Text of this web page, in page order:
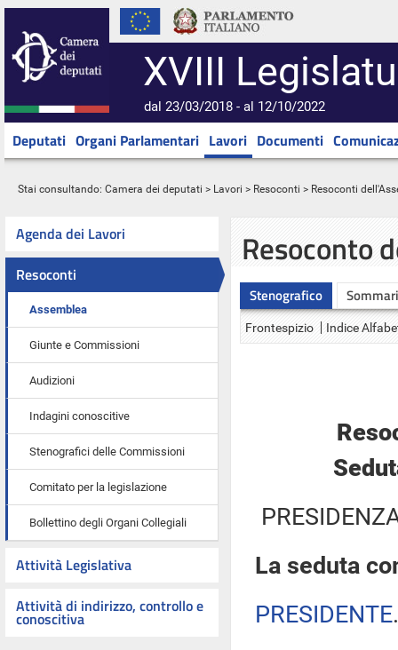
XVIII
dal 23/03/2018 - al 12/10/2022
Deputati Organi Parlamentari Lavori Documenti
Stai consultando: Camera dei deputati > Lavori > Resoconti > Resoconti
Agenda dei Lavori
Resoconti
Assemblea
Giunte e Commissioni
Audizioni
Indagini conoscitive
Stenografici delle Commissioni
Comitato per la legislazione
Bollettino degli Organi Collegiali
Attività Legislativa
Attività di indirizzo, controllo e
conoscitiva
Resoconto
Stenografico
Frontespizio Indice
La seduta
PRESIDENTE